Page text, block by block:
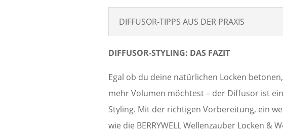
DIFFUSOR-TIPPS AUS DER PRAXIS
DIFFUSOR-STYLING: DAS FAZIT
Egal ob du deine natürlichen Locken
mehr Volumen möchtest – der Diffusor ist
Styling. Mit der richtigen Vorbereitung, ein
wie die BERRYWELL Wellenzauber Locken &